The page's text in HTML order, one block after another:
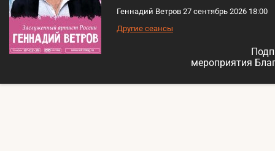
Геннадий Ветров 27 сентябрь 2026 18:00
Другие сеансы
мероприятия